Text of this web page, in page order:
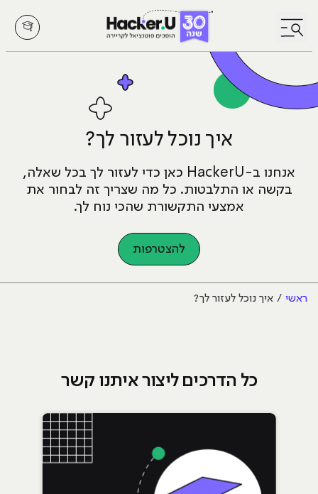
לחץ לפתיחת/סגירת תפריט
איך נוכל לעזור לך?
אנחנו ב-HackerU כאן כדי לעזור לך בכל שאלה,
בקשה או התלבטות. כל מה שצריך זה לבחור את
אמצעי התקשורת שהכי נוח לך.
להצטרפות
ראשי איך נוכל לעזור לך?
כל הדרכים ליצור איתנו קשר